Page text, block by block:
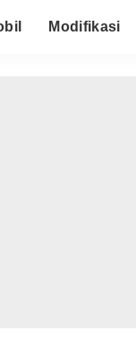
Modifikasi